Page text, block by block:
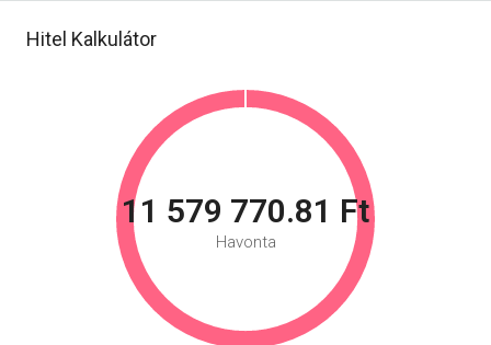
Hitel Kalkulátor
11 579 770.81 Ft
Havonta